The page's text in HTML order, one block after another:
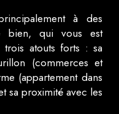
à des
bien, qui vous est
trois atouts forts : sa
(commerces et
(appartement dans
sa proximité avec les